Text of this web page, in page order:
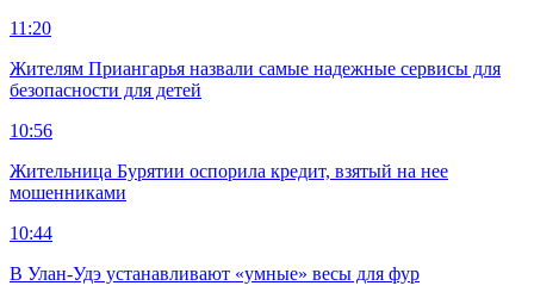
11:20
Жителям Приангарья назвали самые надежные сервисы для
безопасности для детей
10:56
Жительница Бурятии оспорила кредит, взятый на нее
мошенниками
10:44
В Улан-Удэ устанавливают «умные» весы для фур